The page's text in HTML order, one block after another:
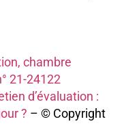
chambre
21-24122
d’évaluation :
? – © Copyright